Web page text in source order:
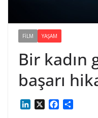
FILM YAŞAM
Bir kadın
başarı